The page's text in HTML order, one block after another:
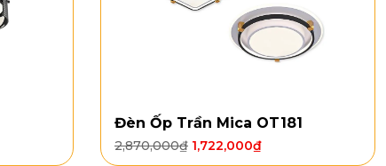
Đèn Ốp Trần Mica OT181
2,870,000₫ 1,722,000₫